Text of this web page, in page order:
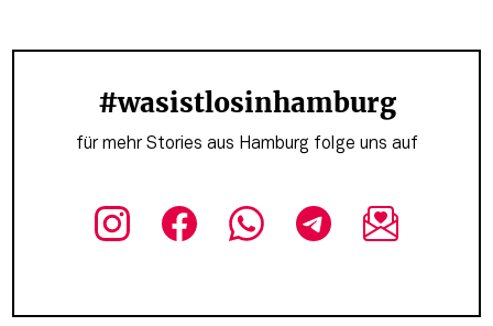
#wasistlosinhamburg
für mehr Stories aus Hamburg folge uns auf